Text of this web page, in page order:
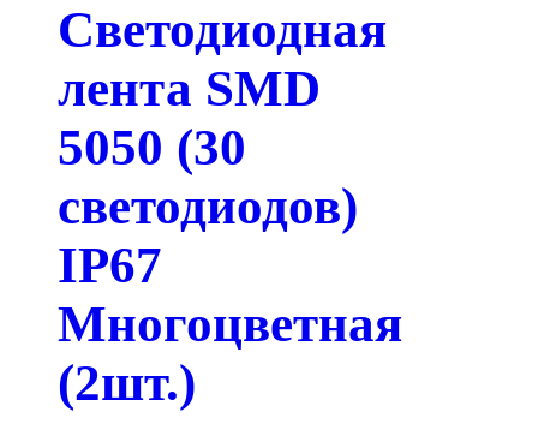
Светодиодная
лента SMD
5050 (30
светодиодов)
IP67
Многоцветная
(2шт.)